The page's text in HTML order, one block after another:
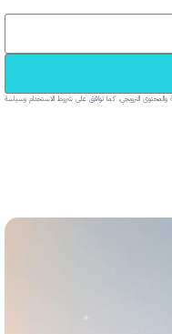
والمحتوى الترويجي، كما توافق على شروط الاستخدام وسياسة